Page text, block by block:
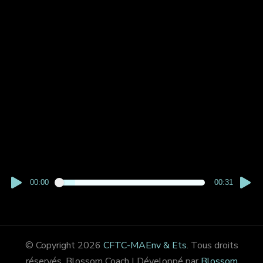
00:00 00:31
© Copyright 2026 CFTC-MAEnv & Ets. Tous droits